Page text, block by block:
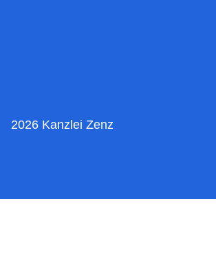
2026 Kanzlei Zenz